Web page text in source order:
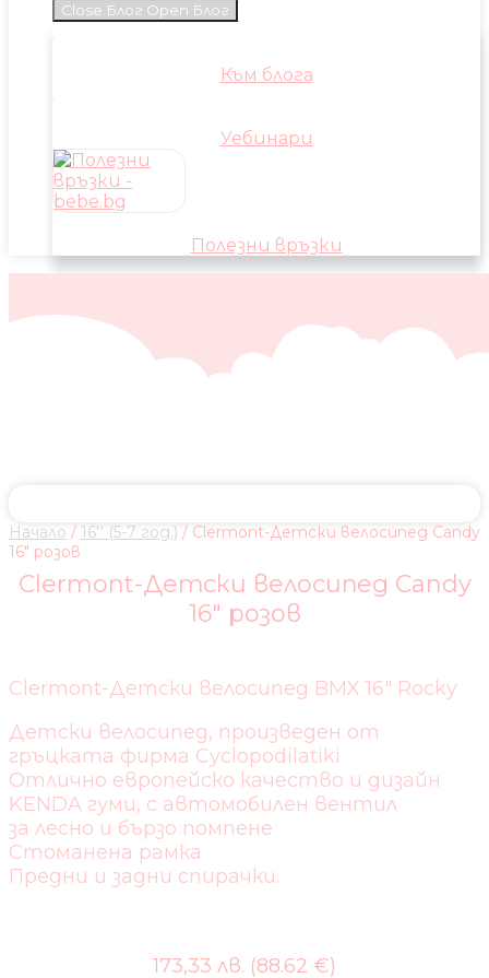
Close Блог Open Блог
Към блога
Уебинари
Полезни връзки
Начало / 16'' (5-7 год.) / Clermont-Детски велосипед Candy
16″ розов
Clermont-Детски велосипед Candy
16″ розов
Clermont-Детски велосипед BMX 16″ Rocky
Детски велосипед, произведен от
гръцката фирма Cyclopodilatiki
Отлично европейско качество и дизайн
KENDA гуми, с автомобилен вентил
за лесно и бързо помпене
Стоманена рамка
Предни и задни спирачки.
173,33 лв. (88.62 €)